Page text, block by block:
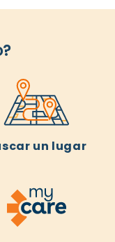
un lugar